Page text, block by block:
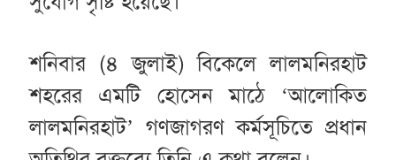
শনিবার (৪ জুলাই) বিকেলে লালমনিরহাট
শহরের এমটি হোসেন মাঠে ‘আলোকিত
লালমনিরহাট’ গণজাগরণ কর্মসূচিতে প্রধান